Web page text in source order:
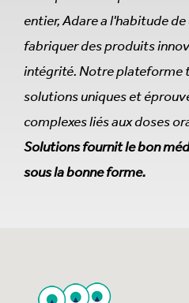
entier, Adare a l'habitude
fabriquer des produits
intégrité. Notre plateforme
solutions uniques et
complexes liés aux doses
Solutions fournit le bon
sous la bonne forme.